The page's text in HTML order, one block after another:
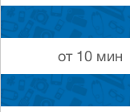
от 10 мин